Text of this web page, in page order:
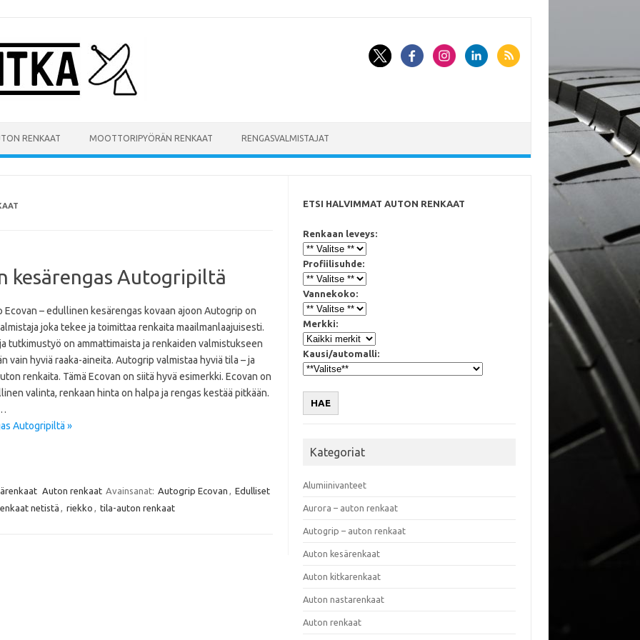
RENKAAT MOOTTORIPYÖRÄN RENKAAT RENGASVALMISTAJAT
kesärengas Autogripiltä
Ecovan – edullinen kesärengas kovaan ajoon Autogrip on
joka tekee ja toimittaa renkaita maailmanlaajuisesti.
tutkimustyö on ammattimaista ja renkaiden valmistukseen
vain hyviä raaka-aineita. Autogrip valmistaa hyviä tila – ja
renkaita. Tämä Ecovan on siitä hyvä esimerkki. Ecovan on
valinta, renkaan hinta on halpa ja rengas kestää pitkään.
Autogripiltä »
Auton renkaat Avainsanat: Autogrip Ecovan , Edulliset
netistä , riekko , tila-auton renkaat
ETSI HALVIMMAT AUTON RENKAAT
Renkaan leveys:
Profiilisuhde:
Vannekoko:
Merkki:
Kausi/automalli:
HAE
Kategoriat
Alumiinivanteet
Aurora – auton renkaat
Autogrip – auton renkaat
Auton kesärenkaat
Auton kitkarenkaat
Auton nastarenkaat
Auton renkaat